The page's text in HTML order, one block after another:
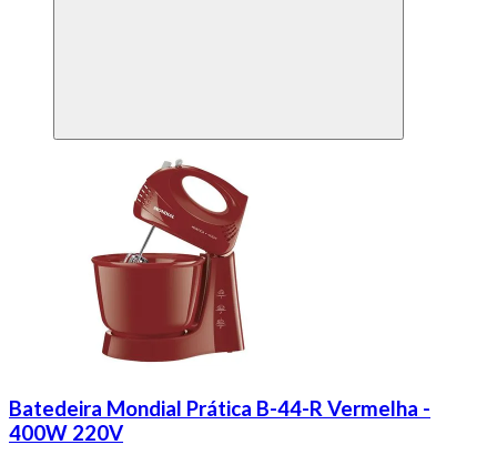
Batedeira Mondial Prática B-44-R Vermelha -
400W 220V